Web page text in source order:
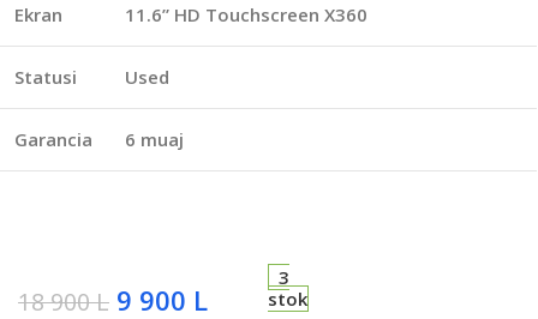
Ekran 11.6” HD Touchscreen X360
Statusi Used
Garancia 6 muaj
18 900L 9 900 L
3
stok